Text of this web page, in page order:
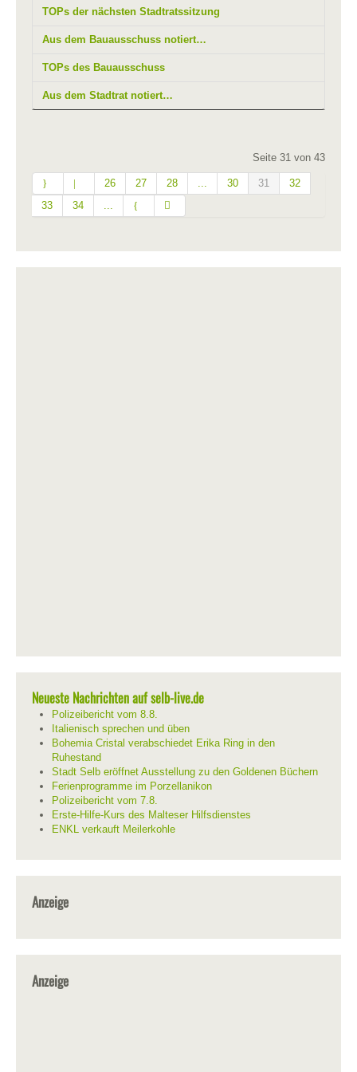
TOPs der nächsten Stadtratssitzung
Aus dem Bauausschuss notiert…
TOPs des Bauausschuss
Aus dem Stadtrat notiert…
Seite 31 von 43
26 27 28 ... 30 31
32
33
34 ...
Neueste Nachrichten auf selb-live.de
Polizeibericht vom 8.8.
Italienisch sprechen und üben
Bohemia Cristal verabschiedet Erika Ring in den
Ruhestand
Stadt Selb eröffnet Ausstellung zu den Goldenen Büchern
Ferienprogramme im Porzellanikon
Polizeibericht vom 7.8.
Erste-Hilfe-Kurs des Malteser Hilfsdienstes
ENKL verkauft Meilerkohle
Anzeige
Anzeige